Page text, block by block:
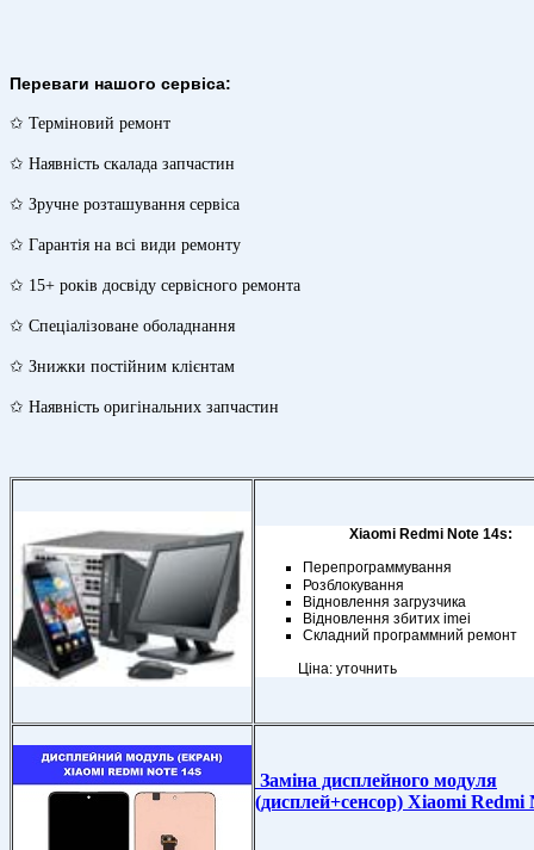
Переваги нашого сервіса:
✩ Терміновий ремонт
✩ Наявність скалада запчастин
✩ Зручне розташування сервіса
✩ Гарантія на всі види ремонту
✩ 15+ років досвіду сервісного ремонта
✩ Спеціалізоване оболаднання
✩ Знижки постійним клієнтам
✩ Наявність оригінальних запчастин
Xiaomi Redmi Note 14s:
Перепрограммування
Розблокування
Відновлення загрузчика
Відновлення збитих imei
Складний программний ремонт
Ціна: уточнить
Заміна дисплейного модуля
(дисплей+сенсор) Xiaomi Redmi